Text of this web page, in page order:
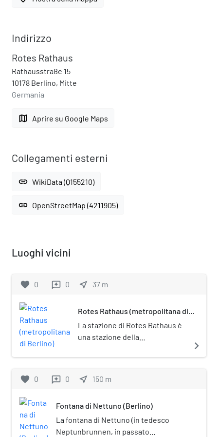
Indirizzo
Rotes Rathaus
Rathausstraße 15
10178 Berlino, Mitte
Germania
map Aprire su Google Maps
Collegamenti esterni
link WikiData (Q155210)
link OpenStreetMap (4211905)
Luoghi vicini
favorite 0 reviews 0 near_me 37 m
Rotes Rathaus (metropolitana di
La stazione di Rotes Rathaus è
una stazione della
linea U5. Prende il nome dal
"Municipio rosso"), il palazzo
navigate_next
favorite 0 reviews 0 near_me 150 m
Fontana di Nettuno (Berlino)
La fontana di Nettuno (in tedesco
Neptunbrunnen, in passato